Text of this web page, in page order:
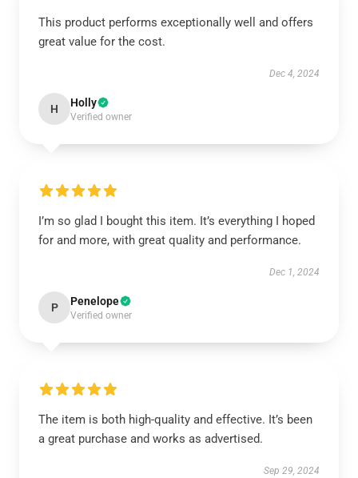
This product performs exceptionally well and offers
great value for the cost.
Dec 4, 2024
H Holly
Verified owner
I’m so glad I bought this item. It’s everything I hoped
for and more, with great quality and performance.
Dec 1, 2024
P Penelope
Verified owner
The item is both high-quality and effective. It’s been
a great purchase and works as advertised.
Sep 29, 2024